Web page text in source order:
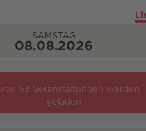
SAMSTAG
08.08.2026
von 53 Veranstaltungen werden
geladen